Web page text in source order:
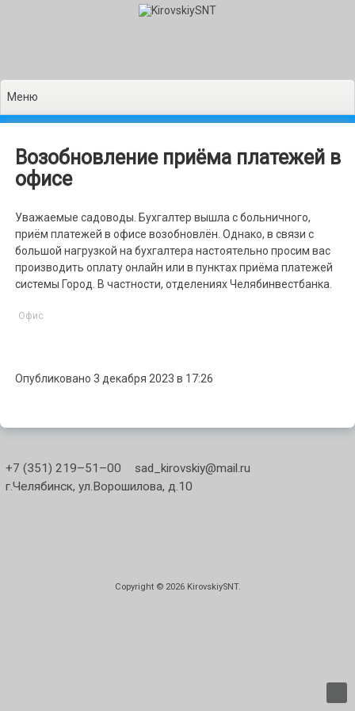
Меню
Возобновление приёма платежей в
офисе
Уважаемые садоводы. Бухгалтер вышла с больничного,
приём платежей в офисе возобновлён. Однако, в связи с
большой нагрузкой на бухгалтера настоятельно просим вас
производить оплату онлайн или в пунктах приёма платежей
системы Город. В частности, отделениях Челябинвестбанка.
Офис
Опубликовано 3 декабря 2023 в 17:26
+7 (351) 219–51–00
sad_kirovskiy@mail.ru
г.Челябинск, ул.Ворошилова, д.10
Copyright © 2026 KirovskiySNT.